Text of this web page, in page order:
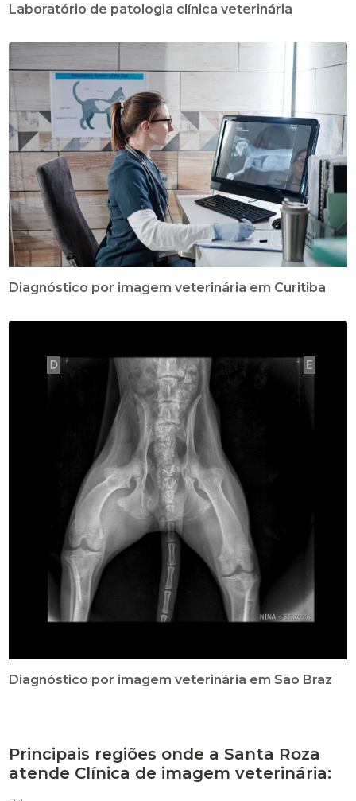
Laboratório de patologia clínica veterinária
Diagnóstico por imagem veterinária em Curitiba
Diagnóstico por imagem veterinária em São Braz
Principais regiões onde a Santa Roza
atende Clínica de imagem veterinária: